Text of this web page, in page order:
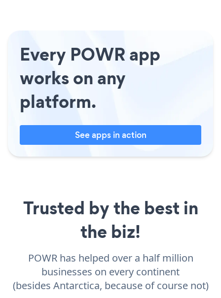
Every POWR app
works on any
platform.
See apps in action
Trusted by the best in
the biz!
POWR has helped over a half million
businesses on every continent
(besides Antarctica, because of course not)